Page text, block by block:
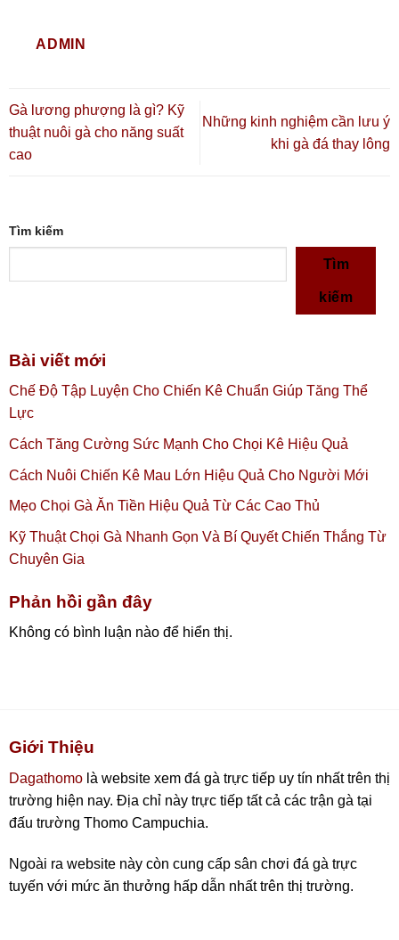
ADMIN
Gà lương phượng là gì? Kỹ
thuật nuôi gà cho năng suất
cao
Những kinh nghiệm cần lưu ý
khi gà đá thay lông
Tìm kiếm
Tìm
kiếm
Bài viết mới
Chế Độ Tập Luyện Cho Chiến Kê Chuẩn Giúp Tăng Thể
Lực
Cách Tăng Cường Sức Mạnh Cho Chọi Kê Hiệu Quả
Cách Nuôi Chiến Kê Mau Lớn Hiệu Quả Cho Người Mới
Mẹo Chọi Gà Ăn Tiền Hiệu Quả Từ Các Cao Thủ
Kỹ Thuật Chọi Gà Nhanh Gọn Và Bí Quyết Chiến Thắng Từ
Chuyên Gia
Phản hồi gần đây
Không có bình luận nào để hiển thị.
Giới Thiệu
Dagathomo là website xem đá gà trực tiếp uy tín nhất trên thị
trường hiện nay. Địa chỉ này trực tiếp tất cả các trận gà tại
đấu trường Thomo Campuchia.
Ngoài ra website này còn cung cấp sân chơi đá gà trực
tuyến với mức ăn thưởng hấp dẫn nhất trên thị trường.